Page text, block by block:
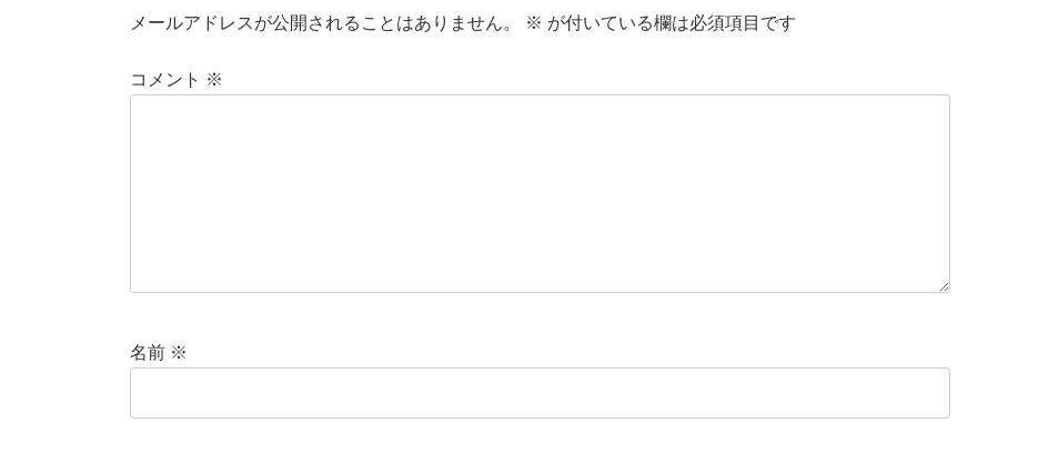
メールアドレスが公開されることはありません。 ※ が付いている欄は必須項目です
コメント ※
名前 ※